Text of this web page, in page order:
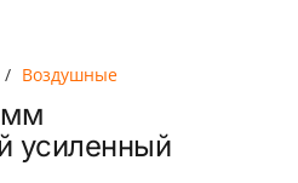
/ Воздушные
усиленный